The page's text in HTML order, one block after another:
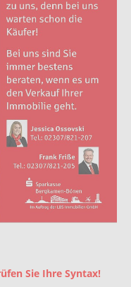
Sie Ihre Syntax!